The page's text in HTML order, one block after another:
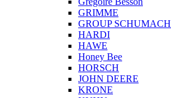
GRIMME
GROUP
HARDI
HAWE
Honey Bee
HORSCH
JOHN DEERE
KRONE